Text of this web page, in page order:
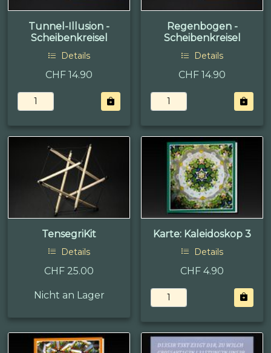
Tunnel-Illusion -
Scheibenkreisel
Details
CHF 14.90
Regenbogen -
Scheibenkreisel
Details
CHF 14.90
TensegriKit
Details
CHF 25.00
Nicht an Lager
Karte: Kaleidoskop 3
Details
CHF 4.90